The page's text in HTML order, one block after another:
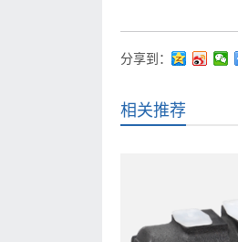
分享到：
相关推荐